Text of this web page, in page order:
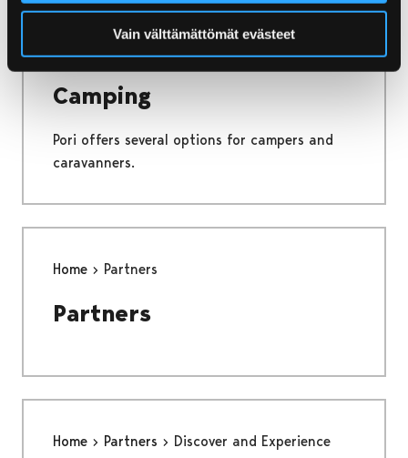
Vain välttämättömät evästeet
Home Stay and Enjoy Camping
Camping
Pori offers several options for campers and
caravanners.
Home Partners
Partners
Home Partners Discover and Experience